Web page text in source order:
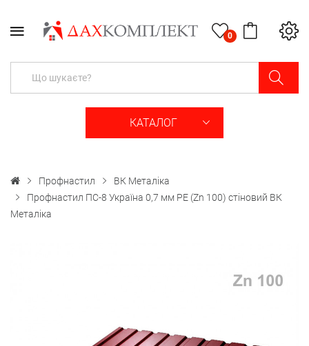
0
КАТАЛОГ
Профнастил
ВК Металіка
Профнастил ПС-8 Україна 0,7 мм РЕ (Zn 100) стіновий ВК
Металіка